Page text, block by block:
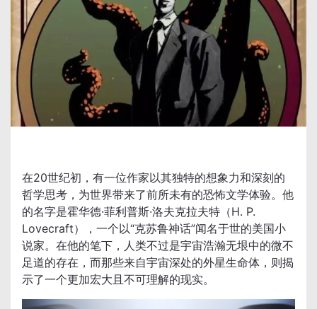
在20世纪初，有一位作家以其独特的想象力和深刻的
哲学思考，为世界带来了前所未有的恐怖文学体验。他
的名字是霍华德·菲利普斯·洛夫克拉夫特（H. P.
Lovecraft），一个以“克苏鲁神话”闻名于世的美国小
说家。在他的笔下，人类不过是宇宙浩瀚无垠中的微不
足道的存在，而那些来自宇宙深处的外星生命体，则揭
示了一个更加宏大且不可理解的现实。